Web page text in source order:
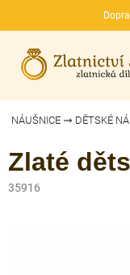
CZK
NÁUŠNICE DĚTSKÉ
Zlaté
35916